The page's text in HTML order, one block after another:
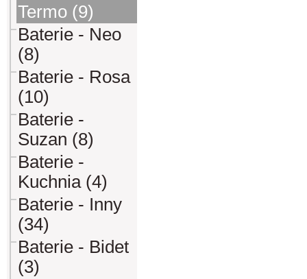
Termo (9)
Baterie - Neo
(8)
Baterie - Rosa
(10)
Baterie -
Suzan (8)
Baterie -
Kuchnia (4)
Baterie - Inny
(34)
Baterie - Bidet
(3)